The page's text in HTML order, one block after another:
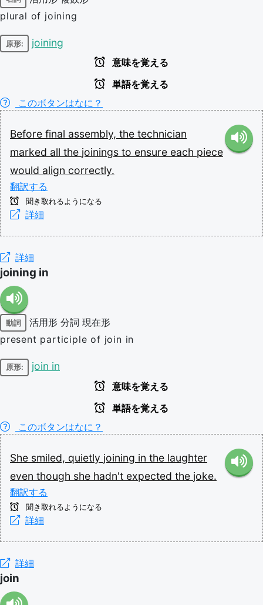
plural of joining
原形: joining
意味を覚える
単語を覚える
このボタンはなに？
Before final assembly, the technician
marked all the joinings to ensure each piece
would align correctly.
翻訳する
聞き取れるようになる
詳細
詳細
joining in
動詞 活用形 分詞 現在形
present participle of join in
原形: join in
意味を覚える
単語を覚える
このボタンはなに？
She smiled, quietly joining in the laughter
even though she hadn't expected the joke.
翻訳する
聞き取れるようになる
詳細
詳細
join